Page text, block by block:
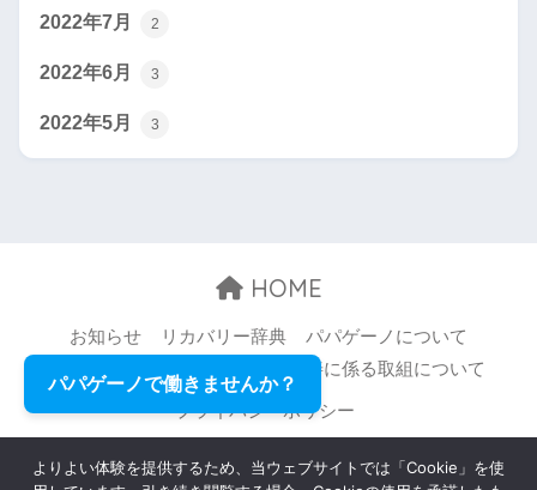
2022年7月 2
2022年6月 3
2022年5月 3
HOME
お知らせ リカバリー辞典
パパゲーノについて
職場環境等の改善に係る取組について
プライバシーポリシー
© 2026 Papageno,Inc. All rights reserved.
パパゲーノで働きませんか？
よりよい体験を提供するため、当ウェブサイトでは「Cookie」を使